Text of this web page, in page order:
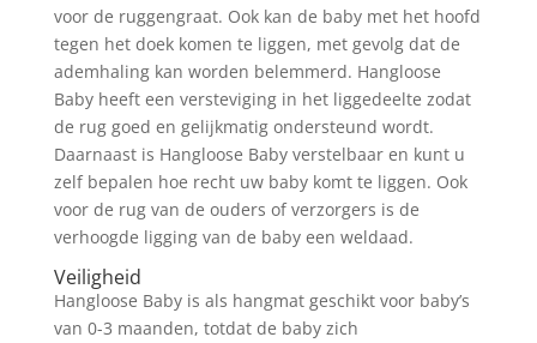
voor de ruggengraat. Ook kan de baby met het hoofd
tegen het doek komen te liggen, met gevolg dat de
ademhaling kan worden belemmerd. Hangloose
Baby heeft een versteviging in het liggedeelte zodat
de rug goed en gelijkmatig ondersteund wordt.
Daarnaast is Hangloose Baby verstelbaar en kunt u
zelf bepalen hoe recht uw baby komt te liggen. Ook
voor de rug van de ouders of verzorgers is de
verhoogde ligging van de baby een weldaad.
Veiligheid
Hangloose Baby is als hangmat geschikt voor baby’s
van 0-3 maanden, totdat de baby zich